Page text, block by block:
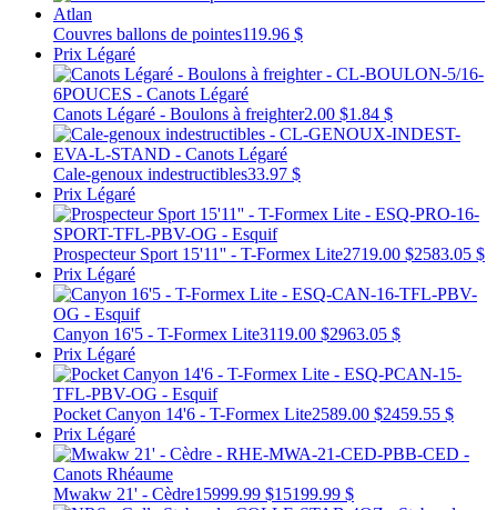
Couvres ballons de pointes119.96 $
Prix Légaré
Canots Légaré - Boulons à freighter2.00 $1.84 $
Cale-genoux indestructibles33.97 $
Prix Légaré
Prospecteur Sport 15'11'' - T-Formex Lite2719.00 $2583.05 $
Prix Légaré
Canyon 16'5 - T-Formex Lite3119.00 $2963.05 $
Prix Légaré
Pocket Canyon 14'6 - T-Formex Lite2589.00 $2459.55 $
Prix Légaré
Mwakw 21' - Cèdre15999.99 $15199.99 $